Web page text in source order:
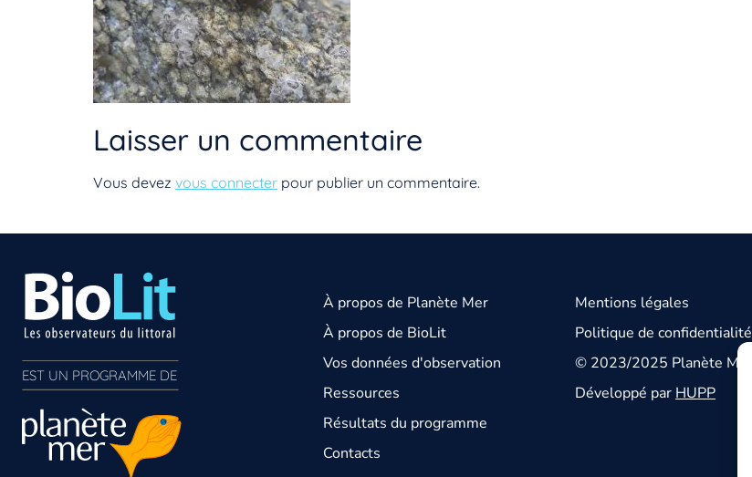
Laisser un commentaire
Vous devez vous connecter pour publier un commentaire.
EST UN PROGRAMME DE
À propos de Planète Mer
À propos de BioLit
Vos données d'observation
Ressources
Résultats du programme
Contacts
Mentions légales
Politique de confidentialité
© 2023/2025 Planète Mer
Développé par HUPP